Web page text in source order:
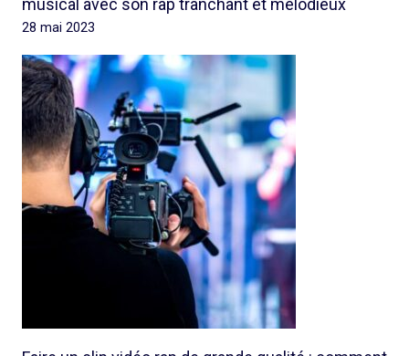
musical avec son rap tranchant et mélodieux
28 mai 2023